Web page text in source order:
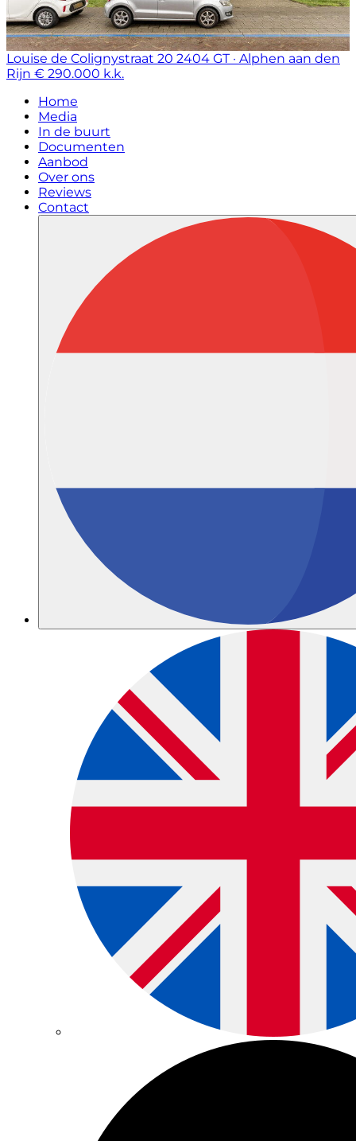
Louise de Colignystraat 20 2404 GT · Alphen aan den
Rijn € 290.000 k.k.
Home
Media
In de buurt
Documenten
Aanbod
Over ons
Reviews
Contact